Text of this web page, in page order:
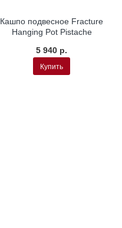
Кашпо подвесное Fracture
Hanging Pot Pistache
5 940 р.
Купить